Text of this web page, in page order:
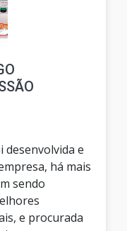
e
há mais
sendo
e procurada